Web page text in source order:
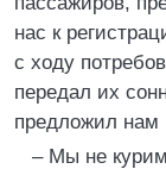
нас к
с ходу
передал их
предложил нам
– Мы не